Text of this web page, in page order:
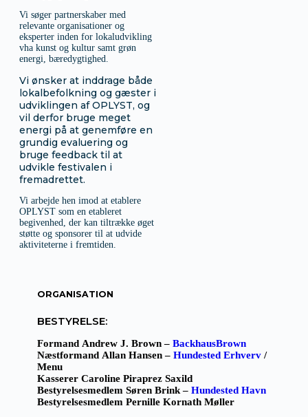
Vi søger partnerskaber med
relevante organisationer og
eksperter inden for lokaludvikling
vha kunst og kultur samt grøn
energi, bæredygtighed.
Vi ønsker at inddrage både
lokalbefolkning og gæster i
udviklingen af OPLYST, og
vil derfor bruge meget
energi på at genemføre en
grundig evaluering og
bruge feedback til at
udvikle festivalen i
fremadrettet.
Vi arbejde hen imod at etablere
OPLYST som en etableret
begivenhed, der kan tiltrække øget
støtte og sponsorer til at udvide
aktiviteterne i fremtiden.
ORGANISATION
BESTYRELSE:
Formand Andrew J. Brown– BackhausBrown
Næstformand Allan Hansen– Hundested Erhverv /
Menu
Kasserer Caroline Piraprez Saxild
Bestyrelsesmedlem Søren Brink– Hundested Havn
Bestyrelsesmedlem Pernille Kornath Møller